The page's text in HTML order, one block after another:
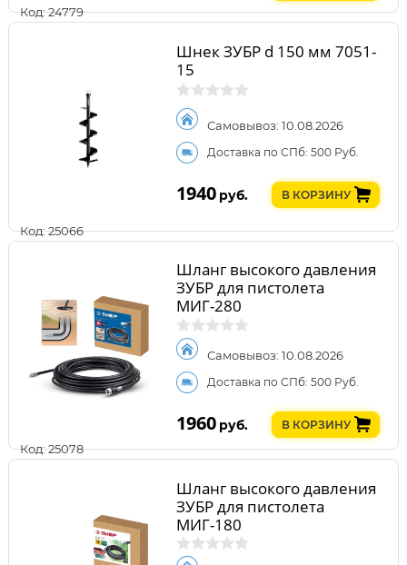
Код: 24779
Код: 25066
Шнек ЗУБР d 150 мм 7051-
15
Самовывоз: 10.08.2026
Доставка по СПб: 500 Руб.
1940 руб. В КОРЗИНУ
Код: 25078
Шланг высокого давления
ЗУБР для пистолета
МИГ-280
Самовывоз: 10.08.2026
Доставка по СПб: 500 Руб.
1960 руб. В КОРЗИНУ
Шланг высокого давления
ЗУБР для пистолета
МИГ-180